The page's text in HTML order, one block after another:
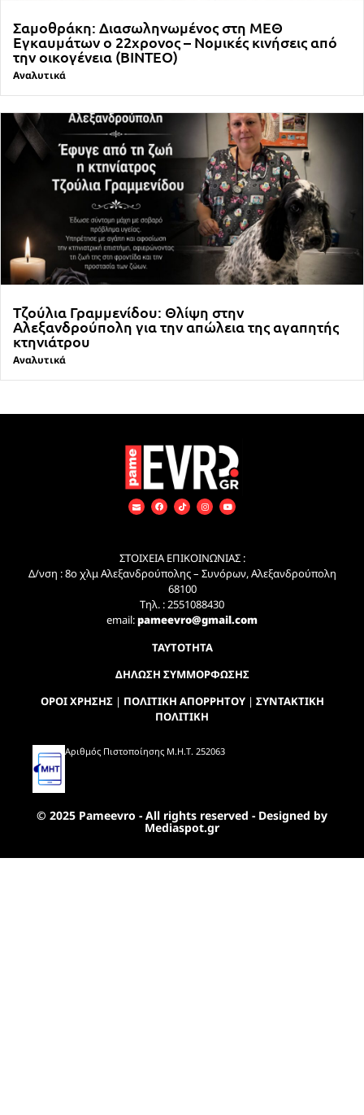
Σαμοθράκη: Διασωληνωμένος στη ΜΕΘ
Εγκαυμάτων ο 22χρονος – Νομικές κινήσεις από
την οικογένεια (ΒΙΝΤΕΟ)
Αναλυτικά
Τζούλια Γραμμενίδου: Θλίψη στην
Αλεξανδρούπολη για την απώλεια της αγαπητής
κτηνιάτρου
Αναλυτικά
ΣΤΟΙΧΕΙΑ ΕΠΙΚΟΙΝΩΝΙΑΣ :
Δ/νση : 8ο χλμ Αλεξανδρούπολης – Συνόρων, Αλεξανδρούπολη
68100
Τηλ. : 2551088430
email:pameevro@gmail.com
ΤΑΥΤΟΤΗΤΑ
ΔΗΛΩΣΗ ΣΥΜΜΟΡΦΩΣΗΣ
ΟΡΟΙ ΧΡΗΣΗΣ| ΠΟΛΙΤΙΚΗ ΑΠΟΡΡΗΤΟΥ| ΣΥΝΤΑΚΤΙΚΗ
ΠΟΛΙΤΙΚΗ
Αριθμός Πιστοποίησης Μ.Η.Τ. 252063
© 2025 Pameevro - All rights reserved - Designed by
Mediaspot.gr